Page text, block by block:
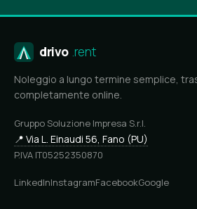
drivo .rent
Noleggio a lungo termine semplice,
completamente online.
Gruppo Soluzione Impresa S.r.l.
📍 Via L. Einaudi 56, Fano (PU)
P.IVA IT05252350870
LinkedInInstagramFacebookGoogle